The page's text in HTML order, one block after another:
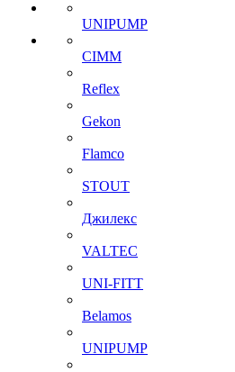
UNIPUMP
CIMM
Reflex
Gekon
Flamco
STOUT
Джилекс
VALTEC
UNI-FITT
Belamos
UNIPUMP